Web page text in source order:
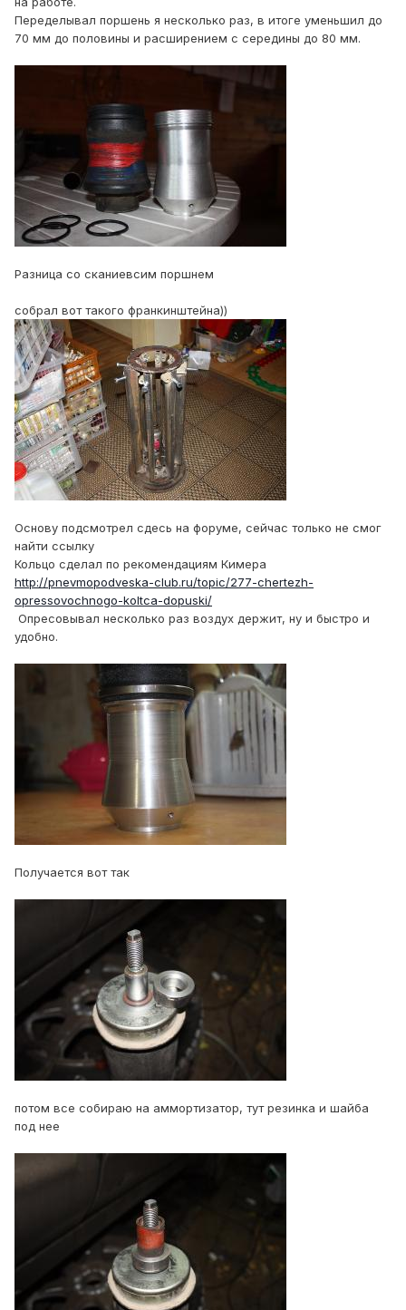
Переделывал поршень я несколько раз, в итоге уменьшил до
70 мм до половины и расширением с середины до 80 мм.
Разница со сканиевсим поршнем
собрал вот такого франкинштейна))
Основу подсмотрел сдесь на форуме, сейчас только не смог
найти ссылку
Кольцо сделал по рекомендациям Кимера
http://pnevmopodveska-club.ru/topic/277-chertezh-
opressovochnogo-koltca-dopuski/
Опресовывал несколько раз воздух держит, ну и быстро и
удобно.
Получается вот так
потом все собираю на аммортизатор, тут резинка и шайба
под нее